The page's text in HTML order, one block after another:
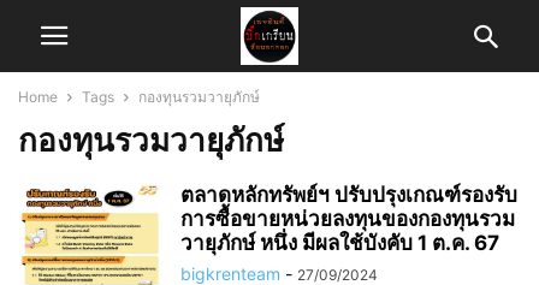
Home Tags กองทุนรวมวายุภักษ์
กองทุนรวมวายุภักษ์
ตลาดหลักทรัพย์ฯ ปรับปรุงเกณฑ์รองรับ
การซื้อขายหน่วยลงทุนของกองทุนรวม
วายุภักษ์ หนึ่ง มีผลใช้บังคับ 1 ต.ค. 67
bigkrenteam - 27/09/2024